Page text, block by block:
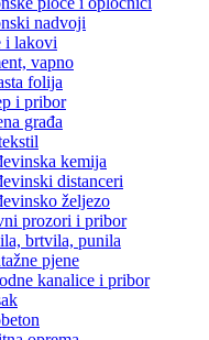
nadvoji
i lakovi
vapno
folija
i pribor
građa
kemija
distanceri
željezo
prozori i pribor
brtvila, punila
pjene
kanalice i pribor